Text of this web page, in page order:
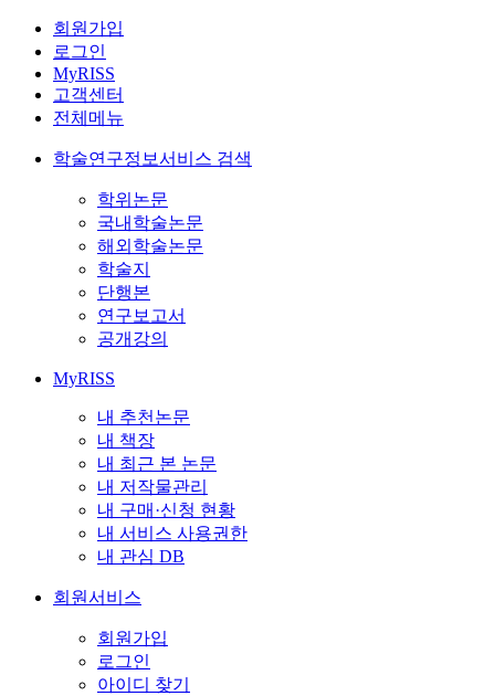
회원가입
로그인
MyRISS
고객센터
전체메뉴
학술연구정보서비스 검색
학위논문
국내학술논문
해외학술논문
학술지
단행본
연구보고서
공개강의
MyRISS
내 추천논문
내 책장
내 최근 본 논문
내 저작물관리
내 구매·신청 현황
내 서비스 사용권한
내 관심 DB
회원서비스
회원가입
로그인
아이디 찾기